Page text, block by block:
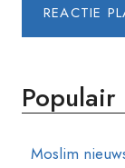
Populair
Moslim